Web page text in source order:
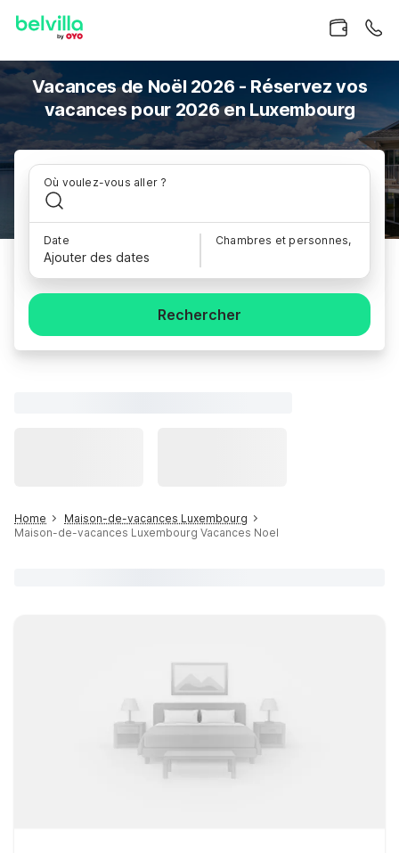
Vacances de Noël 2026 - Réservez vos
vacances pour 2026 en Luxembourg
Où voulez-vous aller ?
Date
Ajouter des dates
Chambres et personnes,
Rechercher
Home
Maison-de-vacances Luxembourg
Maison-de-vacances Luxembourg Vacances Noel